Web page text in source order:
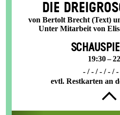
DIE
von Bertolt Brecht (Text)
Unter Mitarbeit von
19:30 –
- / - / - / - /
evtl. Restkarten an